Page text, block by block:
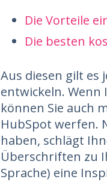
Die Vorteile
Die besten
Aus diesen gilt es
entwickeln.
können Sie auch
HubSpot werfen.
haben, schlägt
Überschriften zu
Sprache) eine